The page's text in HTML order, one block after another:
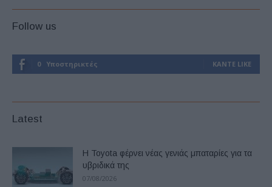
Follow us
0 Υποστηρικτές ΚΆΝΤΕ LIKE
Latest
Η Toyota φέρνει νέας γενιάς μπαταρίες για τα
υβριδικά της
07/08/2026